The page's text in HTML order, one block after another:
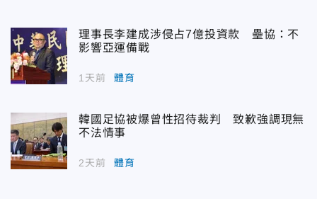
理事長李建成涉侵占7億投資款 壘協：不
影響亞運備戰
1天前 體育
韓國足協被爆曾性招待裁判 致歉強調現無
不法情事
2天前 體育